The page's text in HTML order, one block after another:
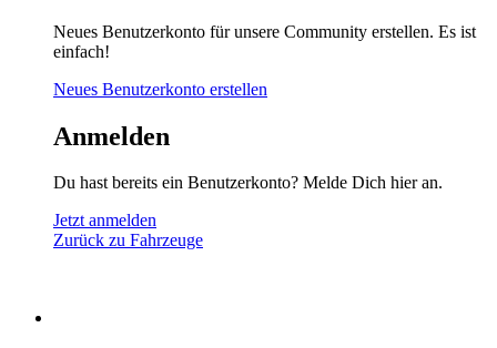
Neues Benutzerkonto für unsere Community erstellen. Es ist
einfach!
Neues Benutzerkonto erstellen
Anmelden
Du hast bereits ein Benutzerkonto? Melde Dich hier an.
Jetzt anmelden
Zurück zu Fahrzeuge